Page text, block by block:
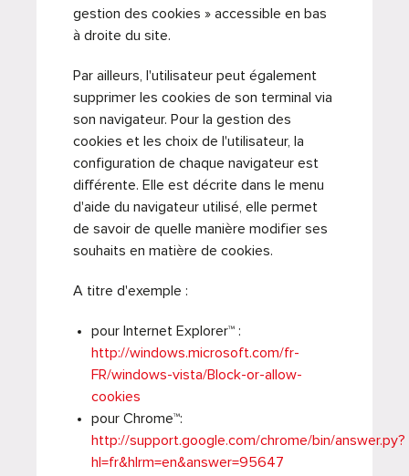
gestion des cookies » accessible en bas
à droite du site.
Par ailleurs, l'utilisateur peut également
supprimer les cookies de son terminal via
son navigateur. Pour la gestion des
cookies et les choix de l'utilisateur, la
configuration de chaque navigateur est
différente. Elle est décrite dans le menu
d'aide du navigateur utilisé, elle permet
de savoir de quelle manière modifier ses
souhaits en matière de cookies.
A titre d'exemple :
pour Internet Explorer™ :
http://windows.microsoft.com/fr-
FR/windows-vista/Block-or-allow-
cookies
pour Chrome™:
http://support.google.com/chrome/bin/answer.py?
hl=fr&hlrm=en&answer=95647